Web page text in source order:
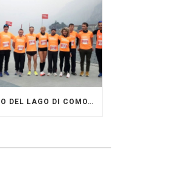
DEL LAGO DI COMO…